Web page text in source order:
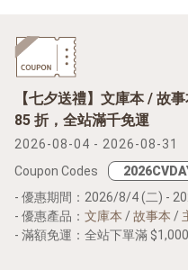
【七夕送禮】文庫本 / 故
85 折，全站滿千免運
2026-08-04 - 2026-08-31
Coupon Codes
- 優惠期間：2026/8/4 (二) -
- 優惠產品： 文庫本 /故事本 /
- 滿額免運：全站下單滿